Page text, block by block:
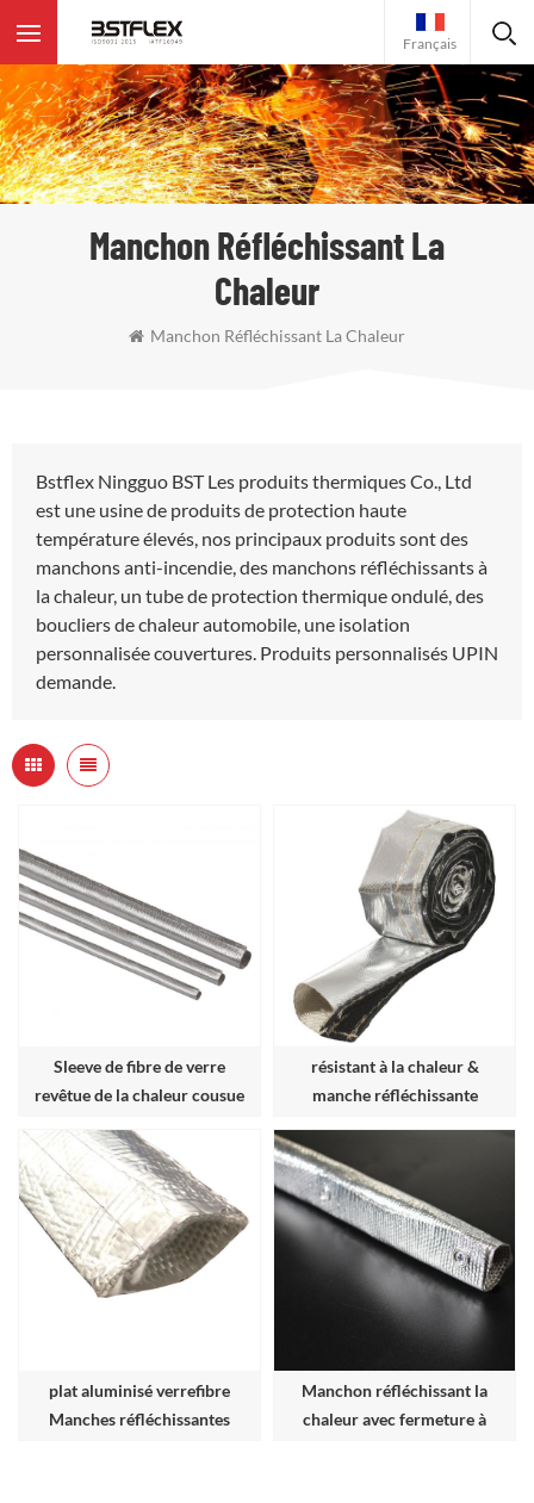
Français
Manchon Réfléchissant La
Chaleur
Manchon Réfléchissant La Chaleur
Bstflex Ningguo BST Les produits thermiques Co., Ltd
est une usine de produits de protection haute
température élevés, nos principaux produits sont des
manchons anti-incendie, des manchons réfléchissants à
la chaleur, un tube de protection thermique ondulé, des
boucliers de chaleur automobile, une isolation
personnalisée couvertures. Produits personnalisés UPIN
demande.
Sleeve de fibre de verre
revêtue de la chaleur cousue
résistant à la chaleur &
manche réfléchissante
plat aluminisé verrefibre
Manches réfléchissantes
Manchon réfléchissant la
chaleur avec fermeture à